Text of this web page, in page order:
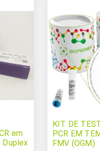
em
Duplex
KIT DE
PCR EM
FMV (OGM)